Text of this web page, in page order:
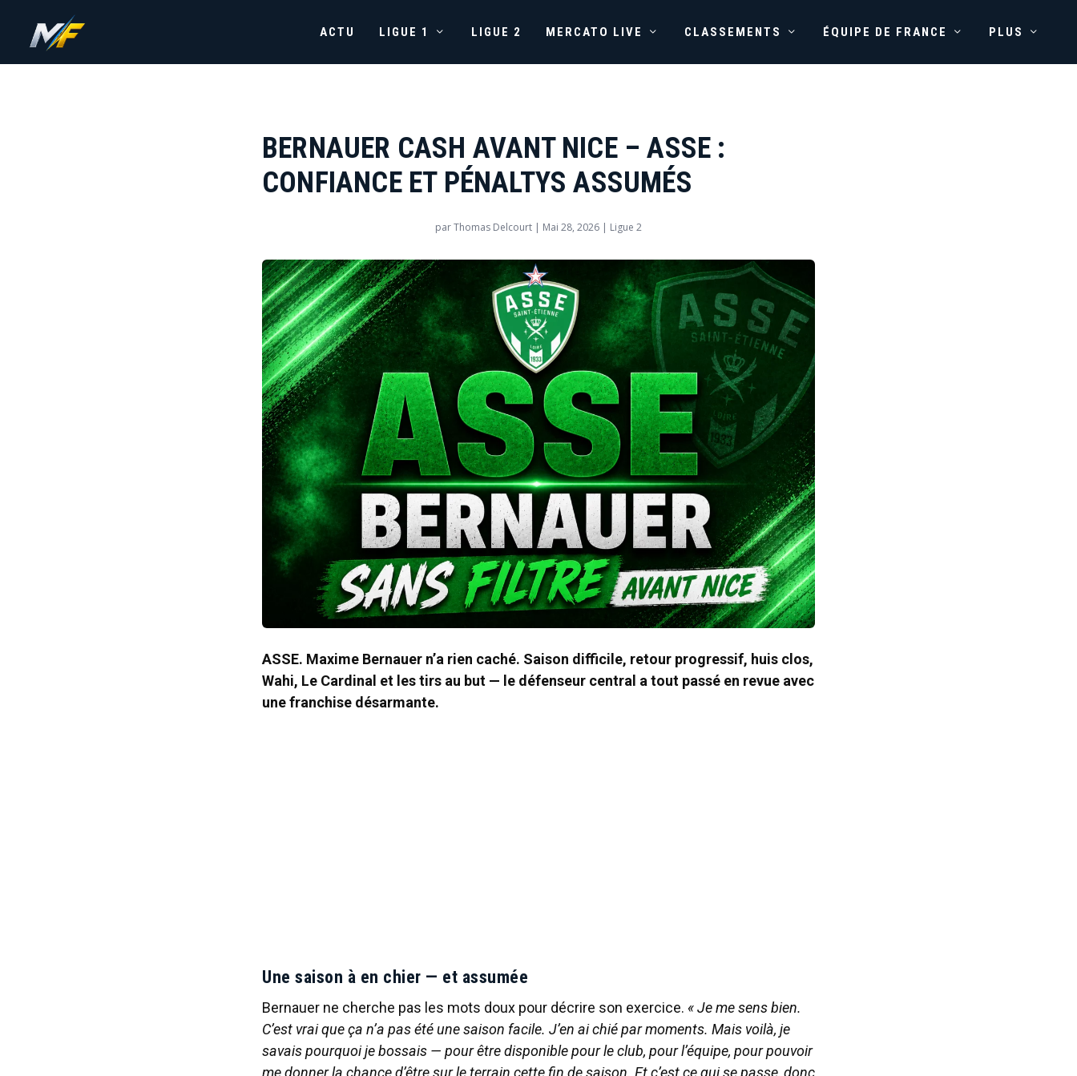
ACTU LIGUE 1 LIGUE 2 MERCATO LIVE CLASSEMENTS ÉQUIPE DE FRANCE PLUS
BERNAUER CASH AVANT NICE – ASSE :
CONFIANCE ET PÉNALTYS ASSUMÉS
parThomas Delcourt | Mai 28, 2026 | Ligue 2
ASSE. Maxime Bernauer n’a rien caché. Saison difficile, retour progressif, huis clos,
Wahi, Le Cardinal et les tirs au but — le défenseur central a tout passé en revue avec
une franchise désarmante.
Une saison à en chier — et assumée
Bernauer ne cherche pas les mots doux pour décrire son exercice. « Je me sens bien.
C’est vrai que ça n’a pas été une saison facile. J’en ai chié par moments. Mais voilà, je
savais pourquoi je bossais — pour être disponible pour le club, pour l’équipe, pour pouvoir